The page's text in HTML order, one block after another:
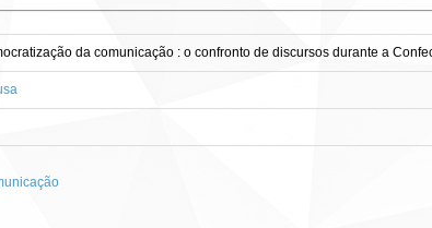
da comunicação : o confronto de discursos durante a